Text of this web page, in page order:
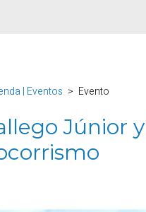
| Eventos Evento
Júnior